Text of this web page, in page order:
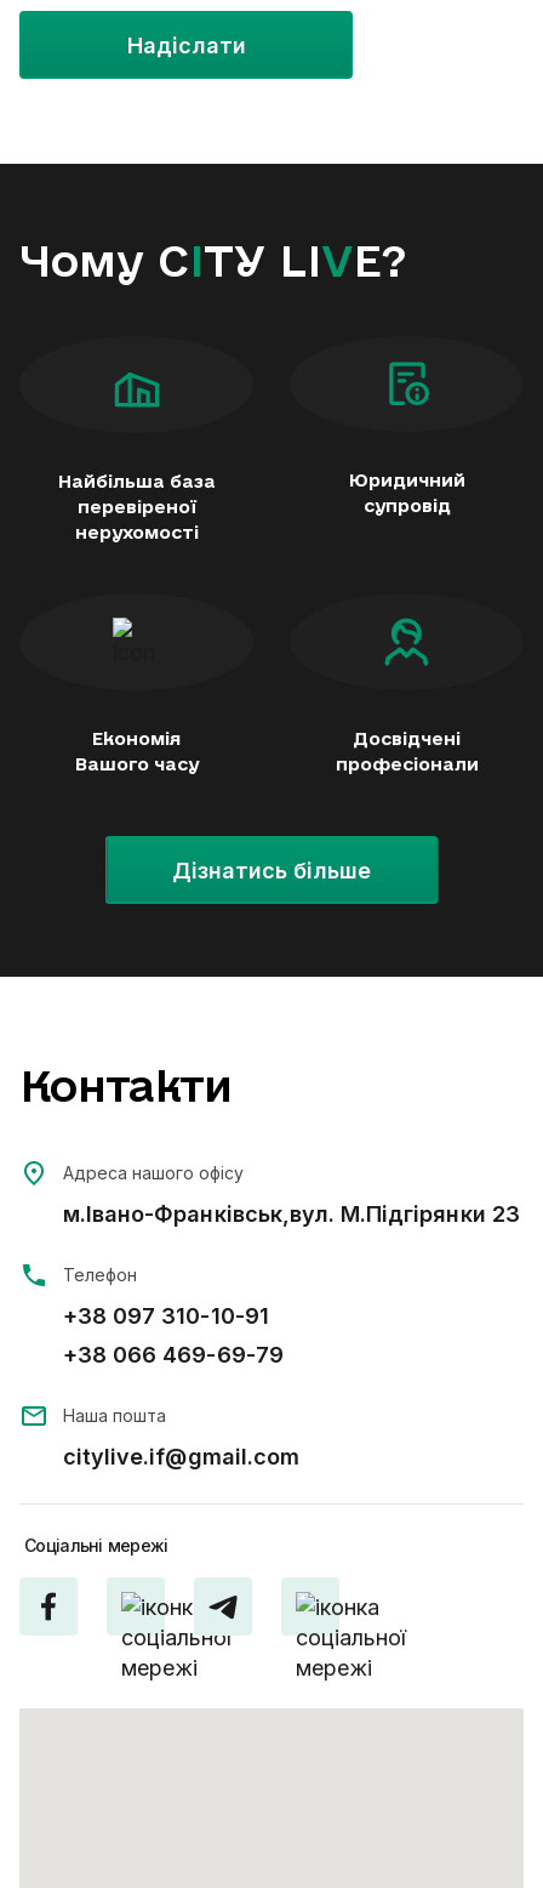
дітей. Без домашніх тварин.
Телефонуйте!Надіслати
Чому CITY LIVE?
Найбільша база
перевіреної
нерухомості
Юридичний
супровід
Економія
Вашого часу
Досвідчені
професіонали
Дізнатись більше
Контакти
Адреса нашого офісу
м.Івано-Франківськ,вул. М.Підгірянки 23
Телефон
+38 097 310-10-91
+38 066 469-69-79
Наша пошта
citylive.if@gmail.com
Соціальні мережі